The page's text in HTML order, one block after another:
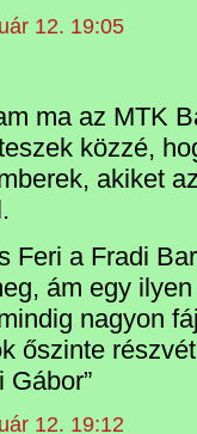
12. 19:05
ma az MTK
közzé,
akiket
Feri a Fradi
ám egy
nagyon
őszinte
Gábor”
12. 19:12